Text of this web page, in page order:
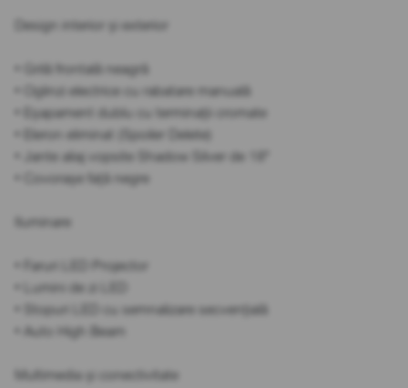
Design interior și exterior
• Grilă frontală neagră
• Oglinzi electrice cu rabatare manuală
• Eșapament dublu cu terminații cromate
• Eleron eliminat (Spoiler Delete)
• Jante aliaj vopsite Shadow Silver de 18"
• Covorașe față negre
Iluminare
• Faruri LED Projector
• Lumini de zi LED
• Stopuri LED cu semnalizare secvențială
• Auto High Beam
Multimedia și conectivitate